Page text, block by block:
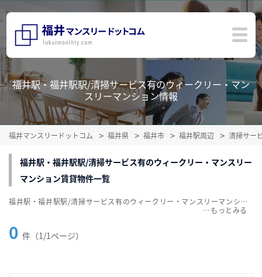
福井駅・福井駅駅/清掃サービス有のウィークリー・マン
スリーマンション情報
福井マンスリードットコム 福井県 福井市 福井駅周辺 清掃サー
福井駅・福井駅駅/清掃サービス有のウィークリー・マンスリー
マンション賃貸物件一覧
0 件（1/1ページ）
福井駅・福井駅駅/清掃サービス有のウィークリー・マンスリーマンション賃貸物件一覧を掲載中。敷金・礼金無料、家具・家電付をご紹介。こだわり条件での絞込みも簡単！
…